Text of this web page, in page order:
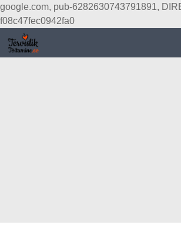
google.com, pub-6282630743791891,
f08c47fec0942fa0
Skip to content